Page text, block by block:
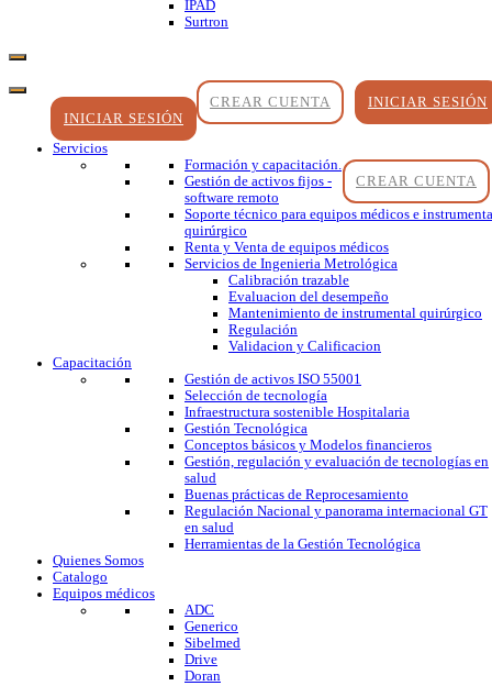
IPAD
Surtron
INICIAR SESIÓN
CREAR CUENTA
INICIAR SESIÓN
CREAR CUENTA
Servicios
Formación y capacitación.
Gestión de activos fijos -
software remoto
Soporte técnico para equipos médicos e
quirúrgico
Renta y Venta de equipos médicos
Servicios de Ingenieria Metrológica
Calibración trazable
Evaluacion del desempeño
Mantenimiento de instrumental quirúrgico
Regulación
Validacion y Calificacion
Capacitación
Gestión de activos ISO 55001
Selección de tecnología
Infraestructura sostenible Hospitalaria
Gestión Tecnológica
Conceptos básicos y Modelos financieros
Gestión, regulación y evaluación de tecnologías en
salud
Buenas prácticas de Reprocesamiento
Regulación Nacional y panorama internacional GT
en salud
Herramientas de la Gestión Tecnológica
Quienes Somos
Catalogo
Equipos médicos
ADC
Generico
Sibelmed
Drive
Doran